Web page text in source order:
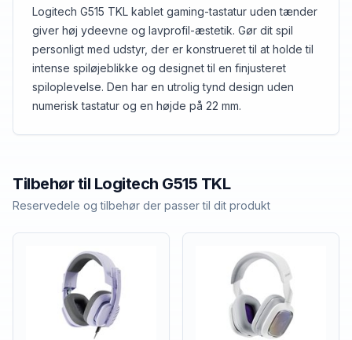
Logitech G515 TKL kablet gaming-tastatur uden tænder
giver høj ydeevne og lavprofil-æstetik. Gør dit spil
personligt med udstyr, der er konstrueret til at holde til
intense spiløjeblikke og designet til en finjusteret
spiloplevelse. Den har en utrolig tynd design uden
numerisk tastatur og en højde på 22 mm.
Tilbehør til Logitech G515 TKL
Reservedele og tilbehør der passer til dit produkt